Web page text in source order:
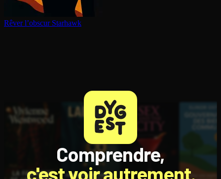
Rêver l’obscur Starhawk
Comprendre,
c'est voir autrement.